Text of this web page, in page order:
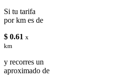
Si tu tarifa
por km es de
$ 0.61 x
km
y recorres un
aproximado de